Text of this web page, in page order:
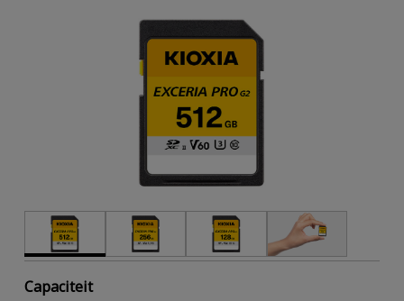
Capaciteit